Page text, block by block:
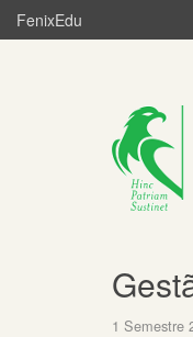
FenixEdu
1 Semestre